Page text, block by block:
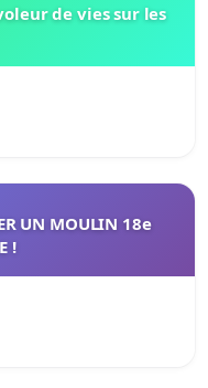
de vies sur les
UN MOULIN 18e
!